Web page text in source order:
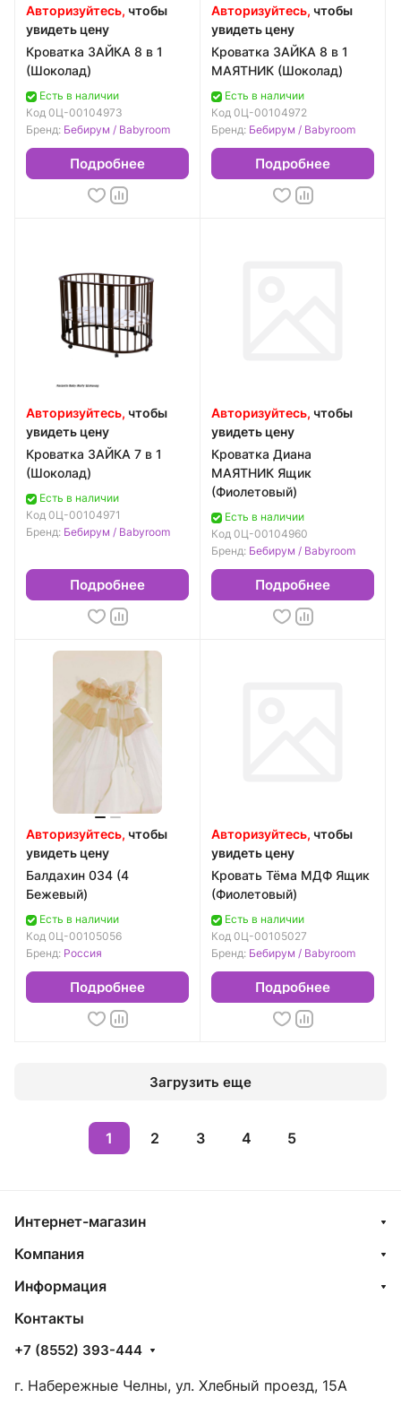
Авторизуйтесь, чтобы
увидеть цену
Кроватка ЗАЙКА 8 в 1
(Шоколад)
Есть в наличии
Код 0Ц-00104973
Бренд: Бебирум / Babyroom
Подробнее
Авторизуйтесь, чтобы
увидеть цену
Кроватка ЗАЙКА 8 в 1
МАЯТНИК (Шоколад)
Есть в наличии
Код 0Ц-00104972
Бренд: Бебирум / Babyroom
Подробнее
Авторизуйтесь, чтобы
увидеть цену
Кроватка ЗАЙКА 7 в 1
(Шоколад)
Есть в наличии
Код 0Ц-00104971
Бренд: Бебирум / Babyroom
Подробнее
Авторизуйтесь, чтобы
увидеть цену
Кроватка Диана
МАЯТНИК Ящик
(Фиолетовый)
Есть в наличии
Код 0Ц-00104960
Бренд: Бебирум / Babyroom
Подробнее
Авторизуйтесь, чтобы
увидеть цену
Балдахин 034 (4
Бежевый)
Есть в наличии
Код 0Ц-00105056
Бренд: Россия
Подробнее
Авторизуйтесь, чтобы
увидеть цену
Кровать Тёма МДФ Ящик
(Фиолетовый)
Есть в наличии
Код 0Ц-00105027
Бренд: Бебирум / Babyroom
Подробнее
Загрузить еще
1 2 3 4 5
Интернет-магазин
Компания
Информация
Контакты
+7 (8552) 393-444
г. Набережные Челны, ул. Хлебный проезд, 15А